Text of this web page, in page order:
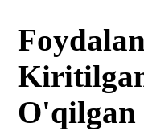
O'qilgan